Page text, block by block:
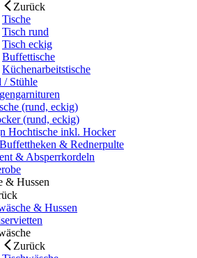
Zurück
Tische
Tisch rund
Tisch eckig
Buffettische
Küchenarbeitstische
/ Stühle
(rund, eckig)
(rund, eckig)
Hochtische inkl. Hocker
& Rednerpulte
& Absperrkordeln
& Hussen
& Hussen
Zurück